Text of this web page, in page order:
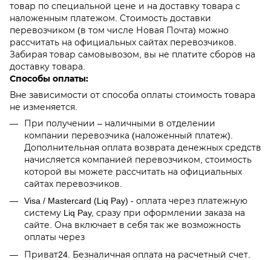
товар по специальной цене и на доставку товара с
наложенным платежом. Стоимость доставки
перевозчиком (в том числе Новая Почта) можно
рассчитать на официальных сайтах перевозчиков.
Забирая товар самовывозом, вы не платите сборов на
доставку товара.
Способы оплаты:
Вне зависимости от способа оплаты стоимость товара
не изменяется.
При получении – наличными в отделении
компании перевозчика (наложенный платеж).
Дополнительная оплата возврата денежных средств
начисляется компанией перевозчиком, стоимость
которой вы можете рассчитать на официальных
сайтах перевозчиков.
Visa / Mastercard (Liq Pay) - оплата через платежную
систему Liq Pay, сразу при оформлении заказа на
сайте. Она включает в себя так же возможность
оплаты через
Приват24. Безналичная оплата на расчетный счет.